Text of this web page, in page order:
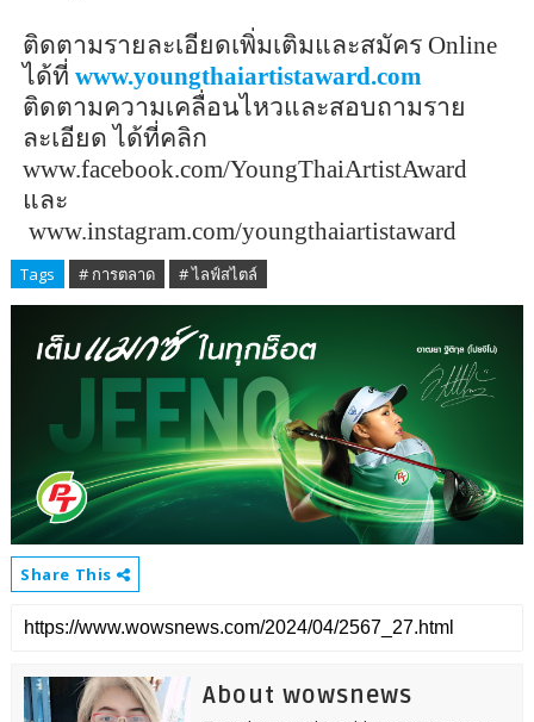
ติดตามรายละเอียดเพิ่มเติมและสมัคร Online
ได้ที่ www.youngthaiartistaward.com
ติดตามความเคลื่อนไหวและสอบถามราย
ละเอียด ได้ที่คลิก
www.facebook.com/YoungThaiArtistAward
และ
www.instagram.com/youngthaiartistaward
Tags # การตลาด # ไลฟ์สไตล์
Share This
About wowsnews